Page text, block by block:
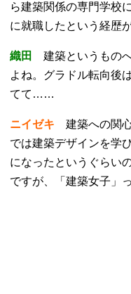
ら建築関係の専門学校
に就職したという経歴
織田
建築というもの
よね。グラドル転向後
てて……
ニイゼキ 建築への関
では建築デザインを学
になったというぐらい
ですが、「建築女子」